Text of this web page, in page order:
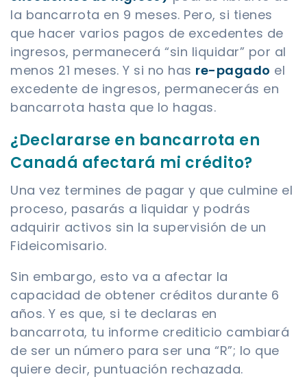
la bancarrota en 9 meses. Pero, si tienes
que hacer varios pagos de excedentes de
ingresos, permanecerá “sin liquidar” por al
menos 21 meses. Y si no has re-pagado el
excedente de ingresos, permanecerás en
bancarrota hasta que lo hagas.
¿Declararse en bancarrota en
Canadá afectará mi crédito?
Una vez termines de pagar y que culmine el
proceso, pasarás a liquidar y podrás
adquirir activos sin la supervisión de un
Fideicomisario.
Sin embargo, esto va a afectar la
capacidad de obtener créditos durante 6
años. Y es que, si te declaras en
bancarrota, tu informe crediticio cambiará
de ser un número para ser una “R”; lo que
quiere decir, puntuación rechazada.